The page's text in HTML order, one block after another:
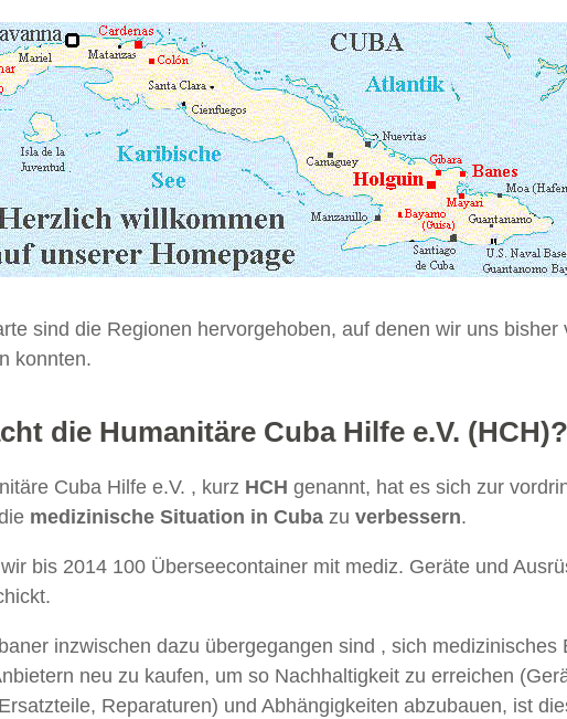
sind die Regionen hervorgehoben, auf denen wir uns bisher
konnten.
die Humanitäre Cuba Hilfe e.V. (HCH)?
Cuba Hilfe e.V. , kurz HCH genannt, hat es sich zur
medizinische Situation in Cuba zuverbessern.
bis 2014 100 Überseecontainer mit mediz. Geräte und
inzwischen dazu übergegangen sind , sich medizinisches
neu zu kaufen, um so Nachhaltigkeit zu erreichen
Reparaturen) und Abhängigkeiten abzubauen, ist